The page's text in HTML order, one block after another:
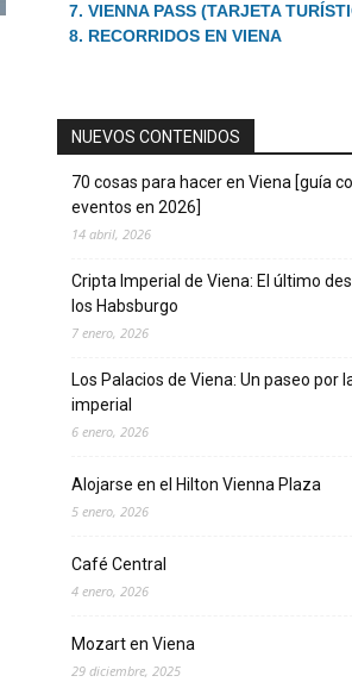
7. VIENNA PASS (TARJETA
8. RECORRIDOS EN VIENA
NUEVOS CONTENIDOS
70 cosas para hacer en Viena [guía
eventos en 2026]
14 abril, 2026
Cripta Imperial de Viena: El último
los Habsburgo
7 enero, 2026
Los Palacios de Viena: Un paseo por
imperial
6 enero, 2026
Alojarse en el Hilton Vienna Plaza
5 enero, 2026
Café Central
4 enero, 2026
Mozart en Viena
29 diciembre, 2025